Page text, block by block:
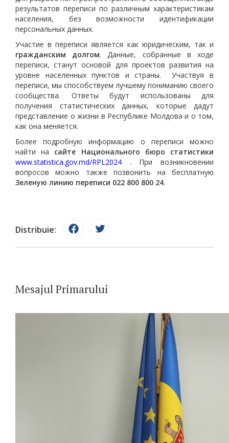
результатов переписи по различным характеристикам
населения, без возможности идентификации
персональных данных.
Участие в переписи является как юридическим, так и
гражданским долгом. Данные, собранные в ходе
переписи, станут основой для проектов развития на
уровне населенных пунктов и страны. Участвуя в
переписи, мы способствуем лучшему пониманию своего
сообщества. Ответы будут использованы для
получения статистических данных, которые дадут
представление о жизни в Республике Молдова и о том,
как она меняется.
Более подробную информацию о переписи можно
найти на сайте Национального бюро статистики
www.statistica.gov.md/RPL2024 . При возникновении
вопросов можно также позвонить на бесплатную
Зеленую линию переписи 022 800 800 24.
Distribuie:
Mesajul Primarului